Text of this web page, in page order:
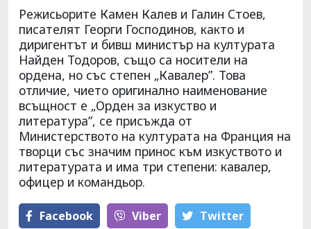
Режисьорите Камен Калев и Галин Стоев,
писателят Георги Господинов, както и
диригентът и бивш министър на културата
Найден Тодоров, също са носители на
ордена, но със степен „Кавалер”. Това
отличие, чието оригинално наименование
всъщност е „Орден за изкуство и
литература”, се присъжда от
Министерството на културата на Франция на
творци със значим принос към изкуството и
литературата и има три степени: кавалер,
офицер и командьор.
Facebook Viber Тwitter